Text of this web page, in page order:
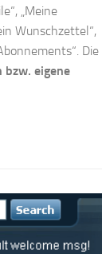
„Meine
Wunschzettel“,
Die
eigene